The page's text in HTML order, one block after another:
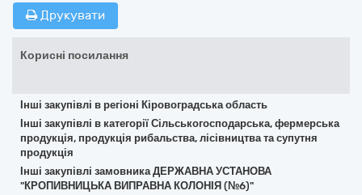
Друкувати
Корисні посилання
Інші закупівлі в регіоні Кіровоградська область
Інші закупівлі в категорії Сільськогосподарська, фермерська
продукція, продукція рибальства, лісівництва та супутня
продукція
Інші закупівлі замовника ДЕРЖАВНА УСТАНОВА
"КРОПИВНИЦЬКА ВИПРАВНА КОЛОНІЯ (№6)"